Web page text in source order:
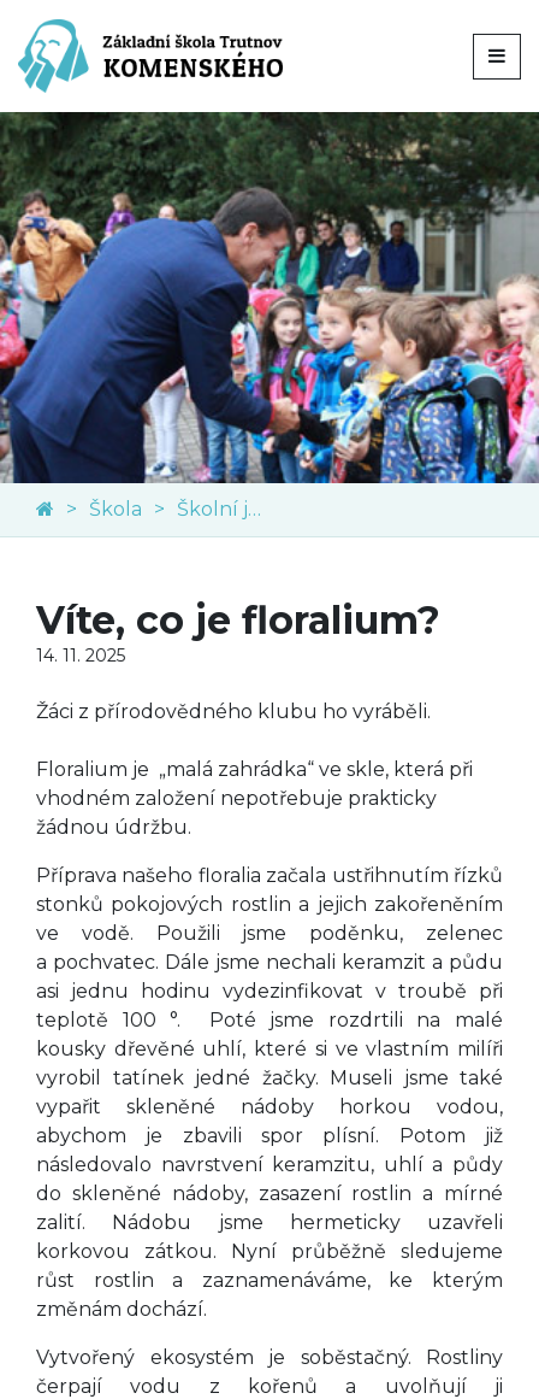
Škola Školní jídelna
Víte, co je floralium?
14. 11. 2025
Žáci z přírodovědného klubu ho vyráběli.
Floralium je „malá zahrádka“ ve skle, která při
vhodném založení nepotřebuje prakticky
žádnou údržbu.
Příprava našeho floralia začala ustřihnutím řízků
stonků pokojových rostlin a jejich zakořeněním
ve vodě. Použili jsme poděnku, zelenec
a pochvatec. Dále jsme nechali keramzit a půdu
asi jednu hodinu vydezinfikovat v troubě při
teplotě 100 °. Poté jsme rozdrtili na malé
kousky dřevěné uhlí, které si ve vlastním milíři
vyrobil tatínek jedné žačky. Museli jsme také
vypařit skleněné nádoby horkou vodou,
abychom je zbavili spor plísní. Potom již
následovalo navrstvení keramzitu, uhlí a půdy
do skleněné nádoby, zasazení rostlin a mírné
zalití. Nádobu jsme hermeticky uzavřeli
korkovou zátkou. Nyní průběžně sledujeme
růst rostlin a zaznamenáváme, ke kterým
změnám dochází.
Vytvořený ekosystém je soběstačný. Rostliny
čerpají vodu z kořenů a uvolňují ji